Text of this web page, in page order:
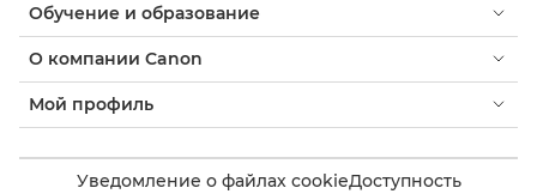
Обучение и образование
О компании Canon
Мой профиль
Уведомление о файлах cookieДоступность